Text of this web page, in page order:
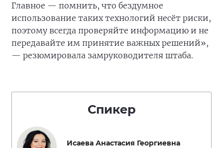
Главное — помнить, что бездумное
использование таких технологий несёт риски,
поэтому всегда проверяйте информацию и не
передавайте им принятие важных решений»,
— резюмировала замруководителя штаба.
Спикер
Исаева Анастасия Георгиевна